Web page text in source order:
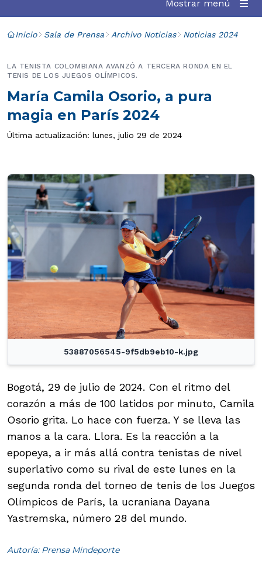
Mostrar menú
Inicio Sala de Prensa Archivo Noticias Noticias 2024
María Camila Osorio, a pura
magia en París 2024
LA TENISTA COLOMBIANA AVANZÓ A TERCERA RONDA EN EL
TENIS DE LOS JUEGOS OLÍMPICOS.
Última actualización: lunes, julio 29 de 2024
53887056545-9f5db9eb10-k.jpg
Bogotá, 29 de julio de 2024. Con el ritmo del
corazón a más de 100 latidos por minuto, Camila
Osorio grita. Lo hace con fuerza. Y se lleva las
manos a la cara. Llora. Es la reacción a la
epopeya, a ir más allá contra tenistas de nivel
superlativo como su rival de este lunes en la
segunda ronda del torneo de tenis de los Juegos
Olímpicos de París, la ucraniana Dayana
Yastremska, número 28 del mundo.
Autoría: Prensa Mindeporte